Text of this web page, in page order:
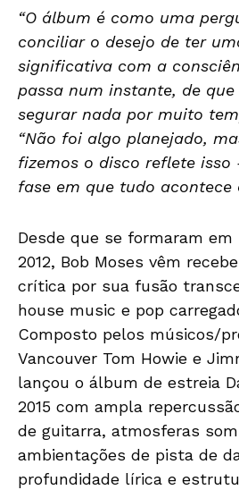
“O álbum é como uma
conciliar o desejo de ter
significativa com a
passa num instante, de
segurar nada por muito
“Não foi algo planejado,
fizemos o disco reflete isso
fase em que tudo acontece
Desde que se formaram em
2012, Bob Moses vêm
crítica por sua fusão
house music e pop
Composto pelos músicos/
Vancouver Tom Howie e
lançou o álbum de estreia
2015 com ampla
de guitarra, atmosferas
ambientações de pista de
profundidade lírica e